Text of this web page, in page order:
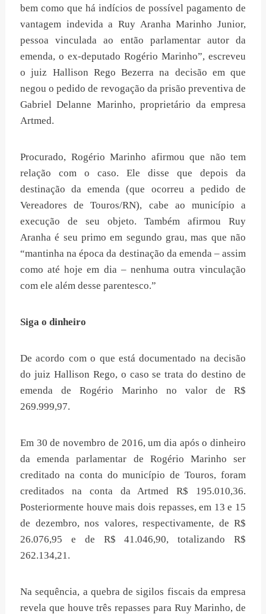
bem como que há indícios de possível pagamento de
vantagem indevida a Ruy Aranha Marinho Junior,
pessoa vinculada ao então parlamentar autor da
emenda, o ex-deputado Rogério Marinho”, escreveu
o juiz Hallison Rego Bezerra na decisão em que
negou o pedido de revogação da prisão preventiva de
Gabriel Delanne Marinho, proprietário da empresa
Artmed.
Procurado, Rogério Marinho afirmou que não tem
relação com o caso. Ele disse que depois da
destinação da emenda (que ocorreu a pedido de
Vereadores de Touros/RN), cabe ao município a
execução de seu objeto. Também afirmou Ruy
Aranha é seu primo em segundo grau, mas que não
“mantinha na época da destinação da emenda – assim
como até hoje em dia – nenhuma outra vinculação
com ele além desse parentesco.”
Siga o dinheiro
De acordo com o que está documentado na decisão
do juiz Hallison Rego, o caso se trata do destino de
emenda de Rogério Marinho no valor de R$
269.999,97.
Em 30 de novembro de 2016, um dia após o dinheiro
da emenda parlamentar de Rogério Marinho ser
creditado na conta do município de Touros, foram
creditados na conta da Artmed R$ 195.010,36.
Posteriormente houve mais dois repasses, em 13 e 15
de dezembro, nos valores, respectivamente, de R$
26.076,95 e de R$ 41.046,90, totalizando R$
262.134,21.
Na sequência, a quebra de sigilos fiscais da empresa
revela que houve três repasses para Ruy Marinho, de